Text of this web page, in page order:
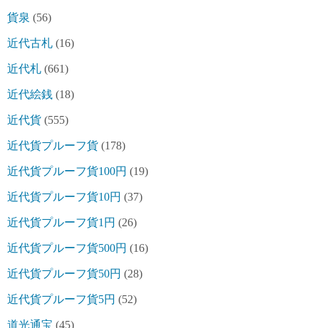
貨泉 (56)
近代古札 (16)
近代札 (661)
近代絵銭 (18)
近代貨 (555)
近代貨プルーフ貨 (178)
近代貨プルーフ貨100円 (19)
近代貨プルーフ貨10円 (37)
近代貨プルーフ貨1円 (26)
近代貨プルーフ貨500円 (16)
近代貨プルーフ貨50円 (28)
近代貨プルーフ貨5円 (52)
道光通宝 (45)